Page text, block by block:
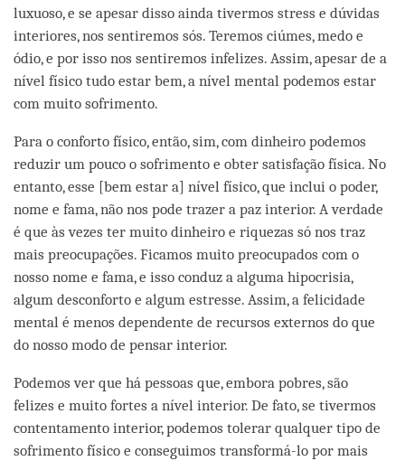
luxuoso, e se apesar disso ainda tivermos stress e dúvidas
interiores, nos sentiremos sós. Teremos ciúmes, medo e
ódio, e por isso nos sentiremos infelizes. Assim, apesar de a
nível físico tudo estar bem, a nível mental podemos estar
com muito sofrimento.
Para o conforto físico, então, sim, com dinheiro podemos
reduzir um pouco o sofrimento e obter satisfação física. No
entanto, esse [bem estar a] nível físico, que inclui o poder,
nome e fama, não nos pode trazer a paz interior. A verdade
é que às vezes ter muito dinheiro e riquezas só nos traz
mais preocupações. Ficamos muito preocupados com o
nosso nome e fama, e isso conduz a alguma hipocrisia,
algum desconforto e algum estresse. Assim, a felicidade
mental é menos dependente de recursos externos do que
do nosso modo de pensar interior.
Podemos ver que há pessoas que, embora pobres, são
felizes e muito fortes a nível interior. De fato, se tivermos
contentamento interior, podemos tolerar qualquer tipo de
sofrimento físico e conseguimos transformá-lo por mais